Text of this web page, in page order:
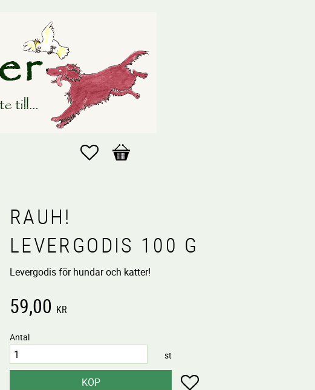
Favoriter
Kundvagn
RAUH!
LEVERGODIS 100 G
Levergodis för hundar och katter!
59,00 KR
Antal
st
KÖP Lägg till i favoriter